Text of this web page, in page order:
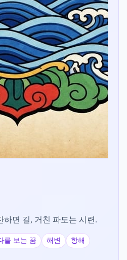
하면 길, 거친 파도는 시련.
를 보는 꿈 해변 항해